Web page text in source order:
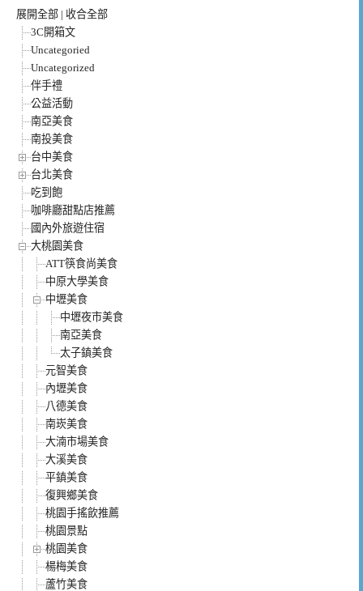
展開全部 | 收合全部
3C開箱文
Uncategoried
Uncategorized
伴手禮
公益活動
南亞美食
南投美食
台中美食
台北美食
吃到飽
咖啡廳甜點店推薦
國內外旅遊住宿
大桃園美食
ATT筷食尚美食
中原大學美食
中壢美食
中壢夜市美食
南亞美食
太子鎮美食
元智美食
內壢美食
八德美食
南崁美食
大湳市場美食
大溪美食
平鎮美食
復興鄉美食
桃園手搖飲推薦
桃園景點
桃園美食
楊梅美食
蘆竹美食